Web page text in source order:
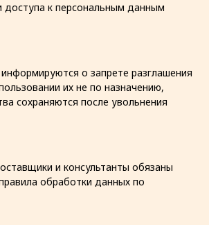
доступа к персональным данным
о запрете разглашения
их не по назначению,
сохраняются после увольнения
и консультанты обязаны
обработки данных по